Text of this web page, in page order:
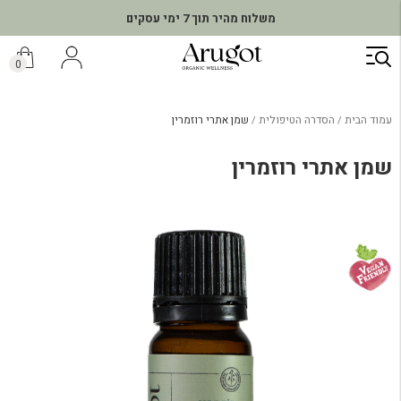
משלוח מהיר תוך 7 ימי עסקים
דילוג
לתוכן
0
עמוד הבית הסדרה הטיפולית שמן אתרי רוזמרין
שמן אתרי רוזמרין